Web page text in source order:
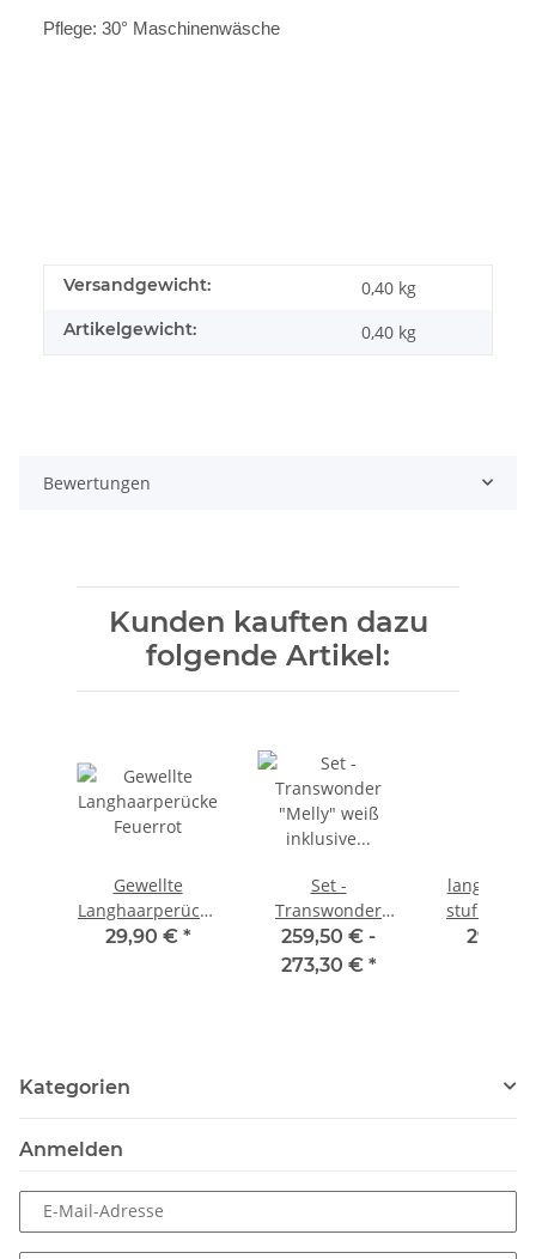
Pflege: 30° Maschinenwäsche
Versandgewicht: 0,40 kg
Artikelgewicht: 0,40 kg
Bewertungen
Kunden kauften dazu
folgende Artikel:
Gewellte
Langhaarperücke
Feuerrot
29,90 € *
Set -
Transwonder
"Melly" weiß
inklusive
259,50 € -
273,30 € *
lange
stufige
55cm
29,90
Kategorien
Anmelden
E-Mail-Adresse